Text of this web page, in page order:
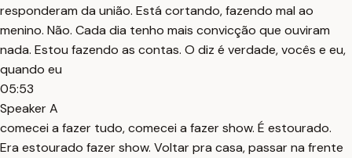
responderam da união. Está cortando, fazendo mal ao
menino. Não. Cada dia tenho mais convicção que ouviram
nada. Estou fazendo as contas. O diz é verdade, vocês e eu,
quando eu
05:53
Speaker A
comecei a fazer tudo, comecei a fazer show. É estourado.
Era estourado fazer show. Voltar pra casa, passar na frente